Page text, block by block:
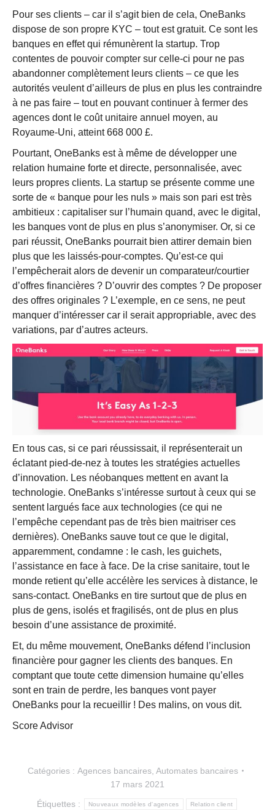
Pour ses clients – car il s’agit bien de cela, OneBanks
dispose de son propre KYC – tout est gratuit. Ce sont les
banques en effet qui rémunèrent la startup. Trop
contentes de pouvoir compter sur celle-ci pour ne pas
abandonner complètement leurs clients – ce que les
autorités veulent d’ailleurs de plus en plus les contraindre
à ne pas faire – tout en pouvant continuer à fermer des
agences dont le coût unitaire annuel moyen, au
Royaume-Uni, atteint 668 000 £.
Pourtant, OneBanks est à même de développer une
relation humaine forte et directe, personnalisée, avec
leurs propres clients. La startup se présente comme une
sorte de « banque pour les nuls » mais son pari est très
ambitieux : capitaliser sur l’humain quand, avec le digital,
les banques vont de plus en plus s’anonymiser. Or, si ce
pari réussit, OneBanks pourrait bien attirer demain bien
plus que les laissés-pour-comptes. Qu’est-ce qui
l’empêcherait alors de devenir un comparateur/courtier
d’offres financières ? D’ouvrir des comptes ? De proposer
des offres originales ? L’exemple, en ce sens, ne peut
manquer d’intéresser car il serait appropriable, avec des
variations, par d’autres acteurs.
En tous cas, si ce pari réussissait, il représenterait un
éclatant pied-de-nez à toutes les stratégies actuelles
d’innovation. Les néobanques mettent en avant la
technologie. OneBanks s’intéresse surtout à ceux qui se
sentent largués face aux technologies (ce qui ne
l’empêche cependant pas de très bien maitriser ces
dernières). OneBanks sauve tout ce que le digital,
apparemment, condamne : le cash, les guichets,
l’assistance en face à face. De la crise sanitaire, tout le
monde retient qu’elle accélère les services à distance, le
sans-contact. OneBanks en tire surtout que de plus en
plus de gens, isolés et fragilisés, ont de plus en plus
besoin d’une assistance de proximité.
Et, du même mouvement, OneBanks défend l’inclusion
financière pour gagner les clients des banques. En
comptant que toute cette dimension humaine qu’elles
sont en train de perdre, les banques vont payer
OneBanks pour la recueillir ! Des malins, on vous dit.
Score Advisor
Catégories : Agences bancaires Automates bancaires
17 mars 2021
Étiquettes : Nouveaux modèles d'agences Relation client